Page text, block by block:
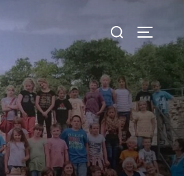
Suchen
nach: